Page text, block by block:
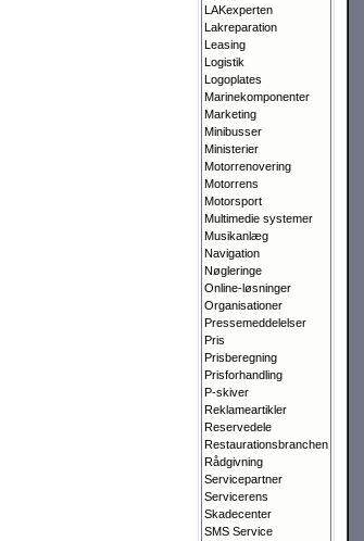
LAKexperten
Lakreparation
Leasing
Logistik
Logoplates
Marinekomponenter
Marketing
Minibusser
Ministerier
Motorrenovering
Motorrens
Motorsport
Multimedie systemer
Musikanlæg
Navigation
Nøgleringe
Online-løsninger
Organisationer
Pressemeddelelser
Pris
Prisberegning
Prisforhandling
P-skiver
Reklameartikler
Reservedele
Restaurationsbranchen
Rådgivning
Servicepartner
Servicerens
Skadecenter
SMS Service